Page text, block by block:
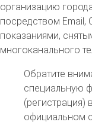
организацию
посредством
показаниями,
многоканального
Обратите
специальную
(регистрация)
официальном